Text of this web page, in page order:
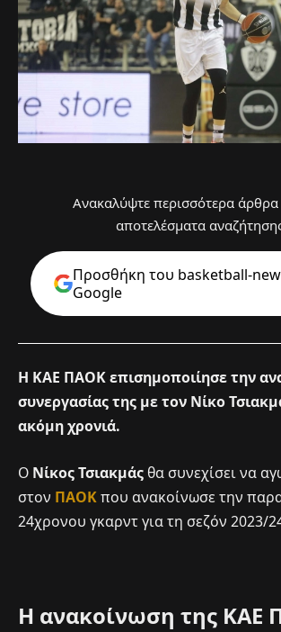
Ανακαλύψτε περισσότερα άρθρα
αποτελέσματα
Προσθήκη του basketball-
Google
Η ΚΑΕ ΠΑΟΚ επισημοποιίησε την
συνεργασίας της με τον Νίκο
ακόμη χρονιά.
Ο Νίκος Τσιακμάςθα συνεχίσει να
στον ΠΑΟΚπου ανακοίνωσε την
24χρονου γκαρντ για τη σεζόν 2023/
Η ανακοίνωση της ΚΑΕ